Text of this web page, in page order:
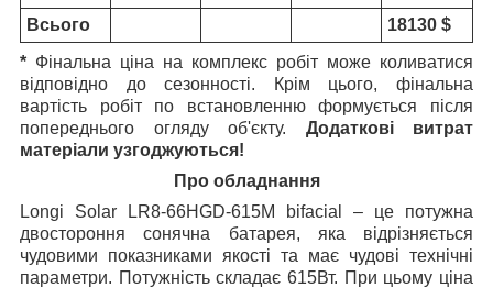
Всього
18130 $
* Фінальна ціна на комплекс робіт може коливатися
відповідно до сезонності. Крім цього, фінальна
вартість робіт по встановленню формується після
попереднього огляду об'єкту. Додаткові витрат
матеріали узгоджуються!
Про обладнання
Longi Solar LR8-66HGD-615M bifacial – це потужна
двостороння сонячна батарея, яка відрізняється
чудовими показниками якості та має чудові технічні
параметри. Потужність складає 615Вт. При цьому ціна